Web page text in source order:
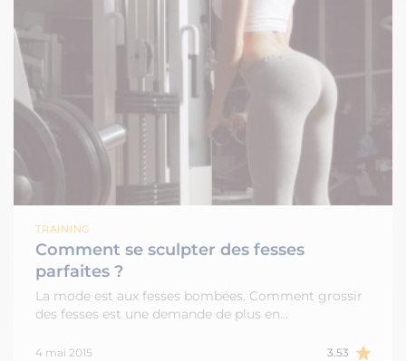
TRAINING
Comment se sculpter des fesses
parfaites ?
La mode est aux fesses bombées. Comment grossir
des fesses est une demande de plus en…
4 mai 2015 3.53